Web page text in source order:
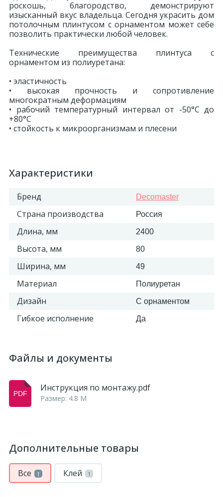
роскошь, благородство, демонстрируют
изысканный вкус владельца. Сегодня украсить дом
потолочным плинтусом с орнаментом может себе
позволить практически любой человек.
Технические преимущества плинтуса с
орнаментом из полиуретана:
• эластичность
• высокая прочность и сопротивление
многократным деформациям
• рабочий температурный интервал от -50°С до
+80°С
• стойкость к микроорганизмам и плесени
Характеристики
Бренд Decomaster
Страна производства Россия
Длина, мм 2400
Высота, мм 80
Ширина, мм 49
Материал Полиуретан
Дизайн С орнаментом
Гибкое исполнение Да
Файлы и документы
Инструкция по монтажу.pdf
Размер: 4.8 M
Дополнительные товары
Все 1 Клей 1